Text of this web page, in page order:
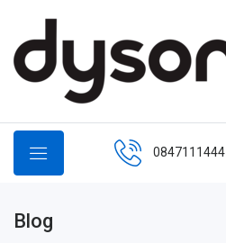
0847111444
Blog